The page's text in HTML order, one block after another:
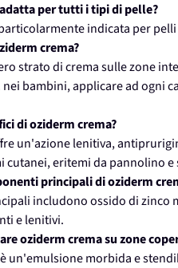
per tutti i tipi di pelle?
indicata per
crema?
strato di crema sulle zone
bambini, applicare ad ogni
di oziderm crema?
un'azione lenitiva,
cutanei, eritemi da pannolino
principali di oziderm
includono ossido di zinco
e lenitivi.
oziderm crema su zone
un'emulsione morbida e